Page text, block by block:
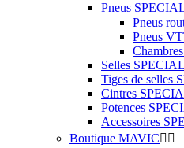
Pneus
Pneus
Pneus
Selles
Tiges de selles
Cintres
Potences
Accessoires
Boutique MAVIC 